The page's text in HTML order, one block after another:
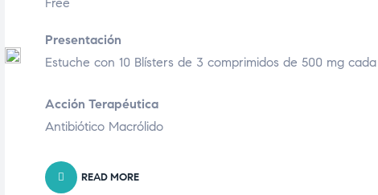
Free
Presentación
Estuche con 10 Blísters de 3 comprimidos de 500 mg
Acción Terapéutica
Antibiótico Macrólido
READ MORE